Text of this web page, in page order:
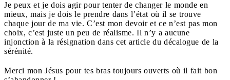
Je peux et je dois agir pour tenter de changer le monde en
mieux, mais je dois le prendre dans l’état où il se trouve
chaque jour de ma vie. C’est mon devoir et ce n’est pas mon
choix, c’est juste un peu de réalisme. Il n’y a aucune
injonction à la résignation dans cet article du décalogue de la
sérénité.
Merci mon Jésus pour tes bras toujours ouverts où il fait bon